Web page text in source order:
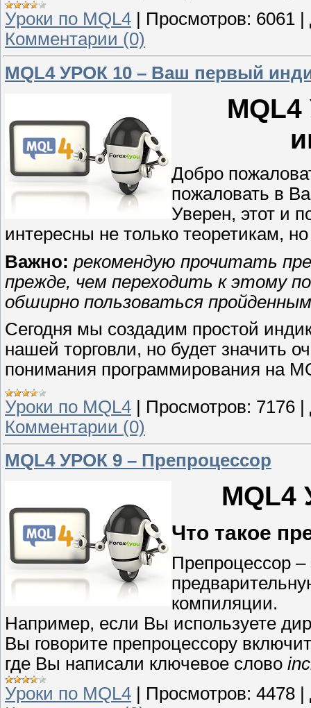
Уроки по MQL4
Просмотров: 6061
Комментарии (0)
MQL4 УРОК 10 – Ваш первый
Добро
пожаловать в
Уверен, этот и
интересны не только теоретикам,
Важно: рекомендую прочитать
прежде, чем переходить к этому
обширно пользоваться
Сегодня мы создадим простой
нашей торговли, но будет значить
понимания программирования на
Уроки по MQL4
Просмотров: 7176
Комментарии (0)
MQL4 УРОК 9 – Препроцессор
MQL4
Что такое
Препроцессор
компиляции.
Например, если Вы используете
Вы говорите препроцессору
где Вы написали ключевое слово
Уроки по MQL4
Просмотров: 4478